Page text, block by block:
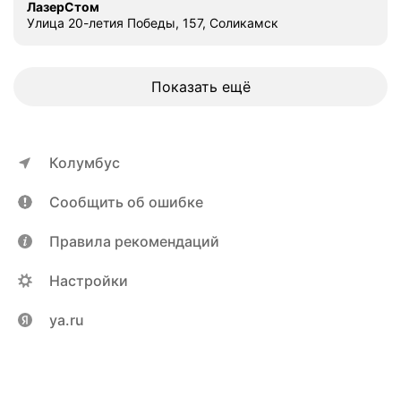
ЛазерСтом
Улица 20-летия Победы, 157, Соликамск
Показать ещё
Колумбус
Сообщить об ошибке
Правила рекомендаций
Настройки
ya.ru